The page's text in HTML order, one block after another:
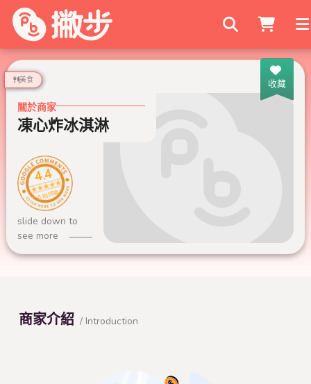
搜尋商家
收藏
美食
關於商家
凍心炸冰淇淋
4.4
8 則評論
slide down to
see more
商家介紹 / Introduction